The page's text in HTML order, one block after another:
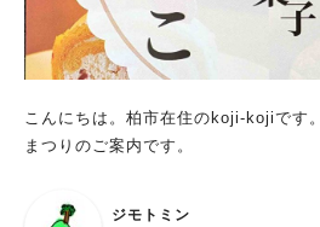
きました！ 今年はなんと、浅間神社富士塚や御神輿のライトア
ップがあり、幻想的な和のイルミネ
とか！ さらに和太鼓をはじめとした伝統芸能を楽しめる内容に
れを聞いただけでもワクワクしてきますね。 会場の
ジモトミンさんもよく記事にしてくだ
に登れる？！神秘のパワースポット〝
こんにちは。柏市在住のkoji-kojiです。 今回は第1回あびこパ
まつりのご案内です。
ジモトミン